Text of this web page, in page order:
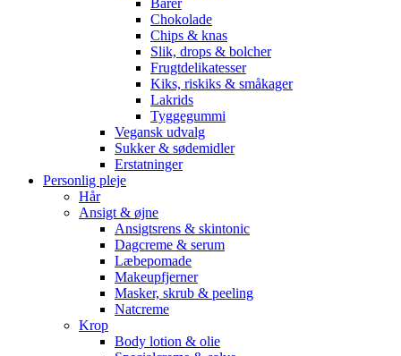
Barer
Chokolade
Chips & knas
Slik, drops & bolcher
Frugtdelikatesser
Kiks, riskiks & småkager
Lakrids
Tyggegummi
Vegansk udvalg
Sukker & sødemidler
Erstatninger
Personlig pleje
Hår
Ansigt & øjne
Ansigtsrens & skintonic
Dagcreme & serum
Læbepomade
Makeupfjerner
Masker, skrub & peeling
Natcreme
Krop
Body lotion & olie